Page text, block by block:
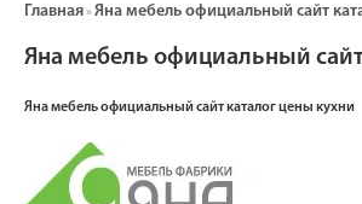
Главная»Яна мебель официальный сайт
Яна мебель официальный
Яна мебель официальный сайт каталог цены кухни